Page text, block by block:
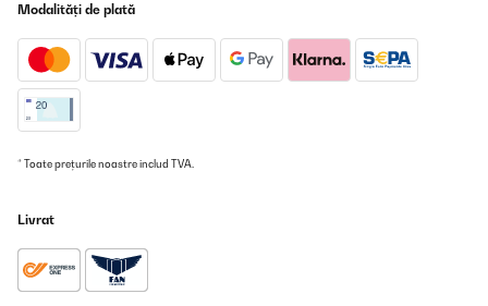
_______________________________
===============================
RÉPONDRE
===============================
Bonjour Mhend,
Merci pour votre message et nous sommes ravis d'apprendre que
vos dimensions.
Merci de votre compréhension et n'hésitez pas à nous contacter
si vous avez besoin d'aide.
Modalități de plată
* Toate prețurile noastre includ TVA.
Livrat